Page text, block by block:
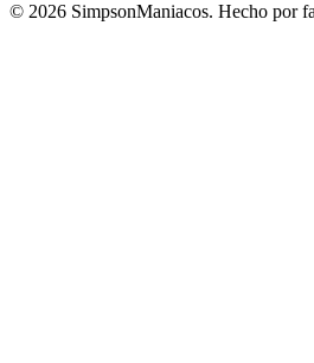
© 2026 SimpsonManiacos. Hecho por